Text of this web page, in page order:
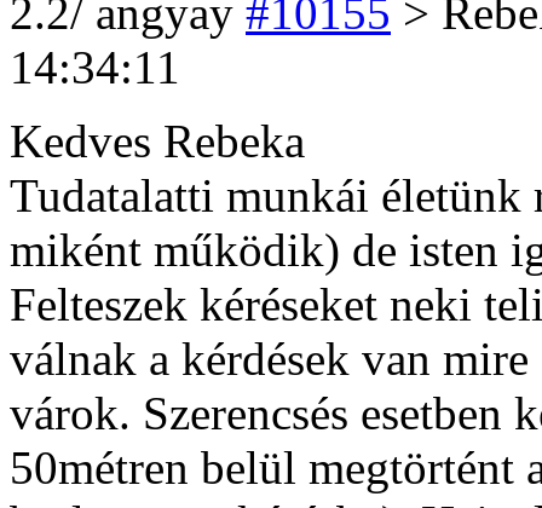
2.2/ angyay #10155 >
14:34:11
Kedves Rebeka
Tudatalatti munkái életünk
miként működik) de isten
Felteszek kéréseket neki
válnak a kérdések van
várok. Szerencsés esetben
50métren belül megtörtént